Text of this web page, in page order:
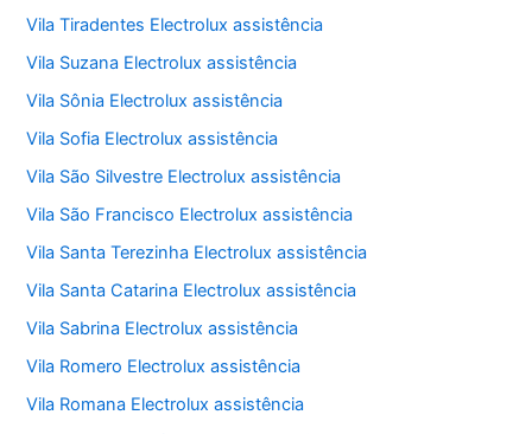
Vila Tiradentes Electrolux assistência
Vila Suzana Electrolux assistência
Vila Sônia Electrolux assistência
Vila Sofia Electrolux assistência
Vila São Silvestre Electrolux assistência
Vila São Francisco Electrolux assistência
Vila Santa Terezinha Electrolux assistência
Vila Santa Catarina Electrolux assistência
Vila Sabrina Electrolux assistência
Vila Romero Electrolux assistência
Vila Romana Electrolux assistência